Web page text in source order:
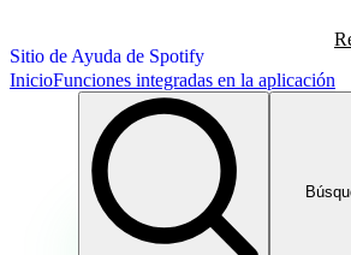
Sitio de Ayuda de Spotify
InicioFunciones integradas en la aplicación